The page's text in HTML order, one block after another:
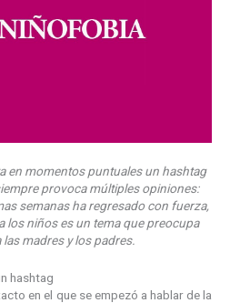
en momentos puntuales un hashtag
provoca múltiples opiniones:
semanas ha regresado con fuerza,
los niños es un tema que preocupa
las madres y los padres.
hashtag
en el que se empezó a hablar de la